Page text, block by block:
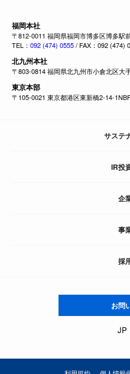
福岡本社
〒812-0011 福岡県福岡市博多区博多駅
TEL： 092 (474) 0555/ FAX：092 (474)
北九州本社
〒803-0814 福岡県北九州市小倉北区大
東京本部
〒105-0021 東京都港区東新橋2-14-
サステ
IR投
企
事
採
お問
JP